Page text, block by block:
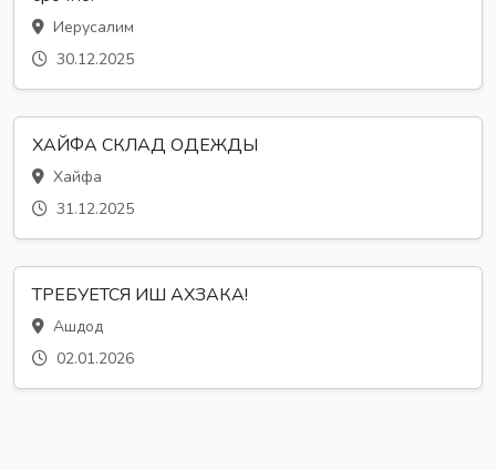
Иерусалим
30.12.2025
ХАЙФА СКЛАД ОДЕЖДЫ
Хайфа
31.12.2025
ТРЕБУЕТСЯ ИШ АХЗАКА!
Ашдод
02.01.2026